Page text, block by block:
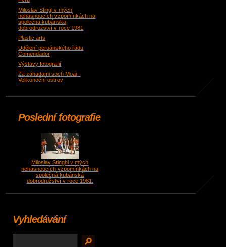
Miloslav Stingl v mých
nehasnoucích vzpomínkách na
společná kubánská
dobrodružství v roce 1981
Plastic arts
Udělení peruánského řádu
Comendador
Výstavy fotografií
Za záhadami soch Moai -
Velikonoční ostrov
Poslední fotografie
Miloslav Stinghl v mých
nehasnoucích vzpomínkách na
společná kubánská
dobrodružství v roce 1981.
Vyhledávání